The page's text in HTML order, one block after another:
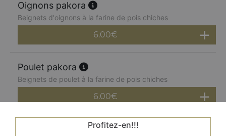
Oignons pakora
Beignets d'oignons à la farine de pois chiches
6.00€
Poulet pakora
Beignets de poulet à la farine de pois chiches
6.00€
Crevettes pakoraProfitez-en!!!